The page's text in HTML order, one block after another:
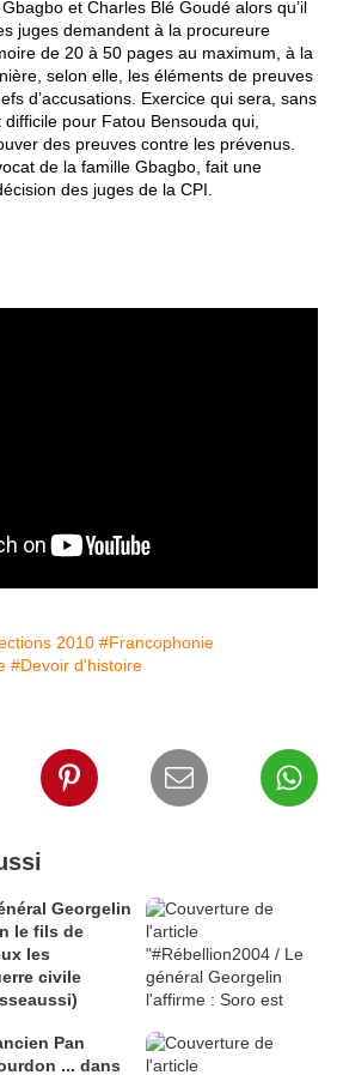
et Charles Blé Goudé alors qu’il
juges demandent à la procureure
de 20 à 50 pages au maximum, à la
selon elle, les éléments de preuves
d’accusations. Exercice qui sera, sans
pour Fatou Bensouda qui,
des preuves contre les prévenus.
de la famille Gbagbo, fait une
des juges de la CPI.
2010 #Francophonie
#Devoir d'histoire
Georgelin
le fils de
les
civile
Pan
... dans